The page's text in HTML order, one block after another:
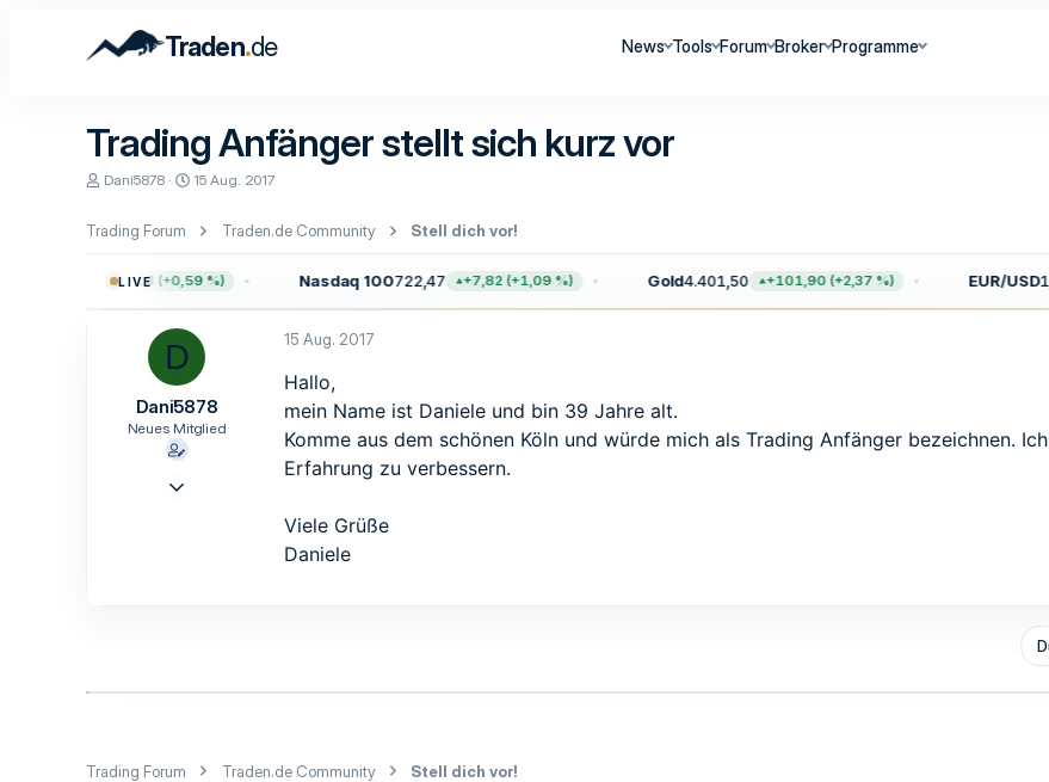
Traden.de News Tools Forum Broker Programme
Trading Anfänger stellt sich kurz vor
E
t
e
Dani5878
E
l
t
a
m
15 Aug. 2017
Trading Forum Traden.de Community Stell dich vor!
LIVE
+45,13 (+0,59 %) Nasdaq 100722,47 +7,82 (+1,09 %) Gold4.401,50 +101,90 (+2,37 %) EUR/USD
D
Dani5878
Neues Mitglied
15 Aug. 2017
Hallo,
mein Name ist Daniele und bin 39 Jahre alt.
Komme aus dem schönen Köln und würde mich als Trading Anfänger bezeichnen.
Erfahrung zu verbessern.
Viele Grüße
Daniele
Trading Forum Traden.de Community Stell dich vor!